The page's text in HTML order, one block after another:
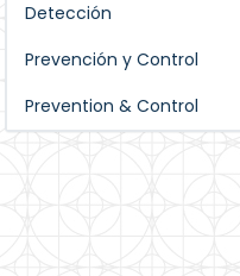
Detección
Prevención y Control
Prevention & Control